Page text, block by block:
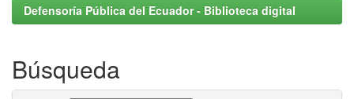
Defensoría Pública del Ecuador - Biblioteca digital
Búsqueda